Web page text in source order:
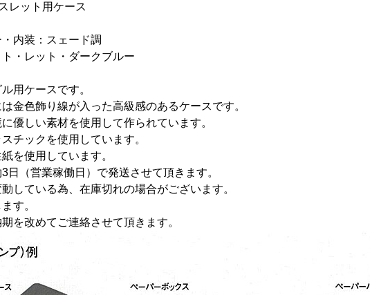
レット用ケース
内装：スェード調
・レット・ダークブルー
用ケースです。
金色飾り線が入った高級感のあるケースです。
優しい素材を使用して作られています。
チックを使用しています。
を使用しています。
日（営業稼働日）で発送させて頂きます。
している為、在庫切れの場合がございます。
す。
を改めてご連絡させて頂きます。